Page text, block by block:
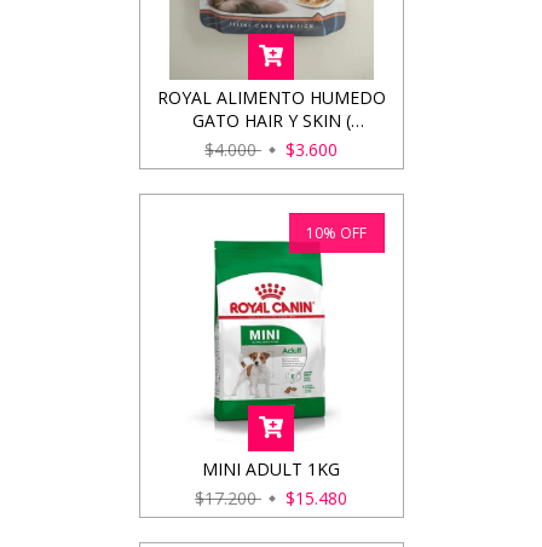
ROYAL ALIMENTO HUMEDO
GATO HAIR Y SKIN (
CUIDADO DE PELO Y PIEL )
85GRS
$4.000 $3.600
10% OFF
MINI ADULT 1KG
$17.200
$15.480